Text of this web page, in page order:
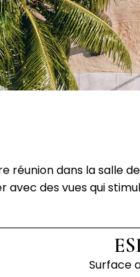
réunion dans la salle
avec des vues qui
Surface